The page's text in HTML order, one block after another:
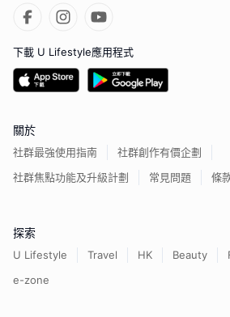
下載 U Lifestyle應用程式
關於
社群最強使用指南
社群創作有價企劃
社群焦點功能及升級計劃
常見問題 條
探索
U Lifestyle Travel HK Beauty
e-zone